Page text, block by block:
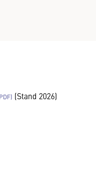
(Stand 2026)